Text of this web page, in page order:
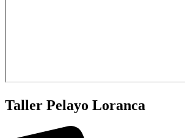
Taller Pelayo Loranca